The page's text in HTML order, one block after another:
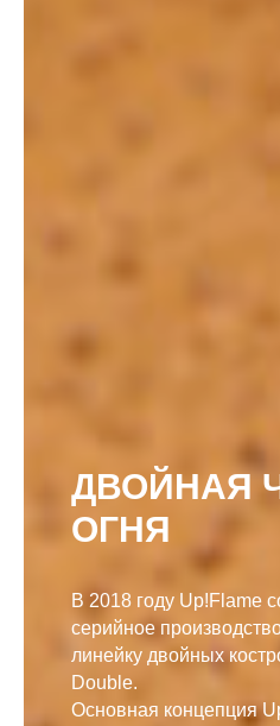
ДВОЙНАЯ
ОГНЯ
В 2018 году Up!Flame
серийное
линейку двойных
Double.
Основная концепция